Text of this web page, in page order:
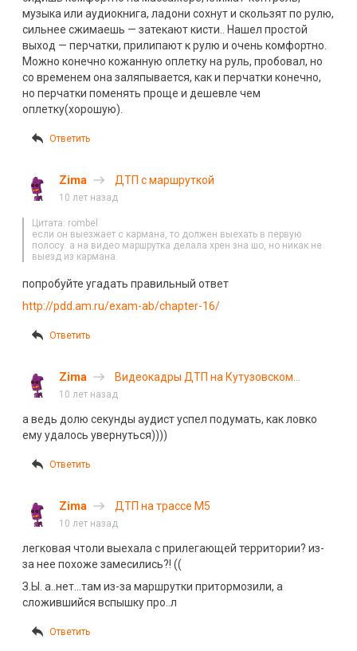
музыка или аудиокнига, ладони сохнут и скользят по рулю,
сильнее сжимаешь — затекают кисти.. Нашел простой
выход — перчатки, прилипают к рулю и очень комфортно.
Можно конечно кожанную оплетку на руль, пробовал, но
со временем она заляпывается, как и перчатки конечно,
но перчатки поменять проще и дешевле чем
оплетку(хорошую).
Ответить
Zima ДТП с маршруткой
10 лет назад
Цитата: rombel
если он выезжает с кармана, то должен выехать в первую
полосу. а на видео маршрутка делала хрен зна шо, но никак не
выезд из кармана.
попробуйте угадать правильный ответ
http://pdd.am.ru/exam-ab/chapter-16/
Ответить
Zima
Видеокадры ДТП на Кутузовском
проспекте
10 лет назад
а ведь долю секунды аудист успел подумать, как ловко
ему удалось увернуться))))
Ответить
Zima ДТП на трассе М5
10 лет назад
легковая чтоли выехала с прилегающей территории? из-
за нее похоже замесились?! ((
З.Ы. а..нет…там из-за маршрутки притормозили, а
сложившийся вспышку про..л
Ответить